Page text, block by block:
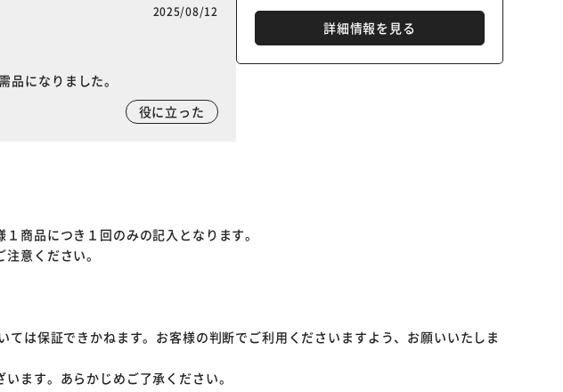
詳細情報を見る
2025/08/12
になりました。
役に立った
商品につき１回のみの記入となります。
意ください。
は保証できかねます。お客様の判断でご利用くださいますよう、お願いいたしま
ます。あらかじめご了承ください。